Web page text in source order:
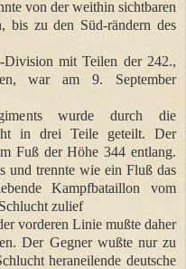
von der weithin sichtbaren
bis zu den Süd-rändern des
Division mit Teilen der 242.,
war am 9. September
wurde durch die
in drei Teile geteilt. Der
Fuß der Höhe 344 entlang.
und trennte wie ein Fluß das
Kampfbataillon vom
zulief
vorderen Linie mußte daher
Der Gegner wußte nur zu
heraneilende deutsche